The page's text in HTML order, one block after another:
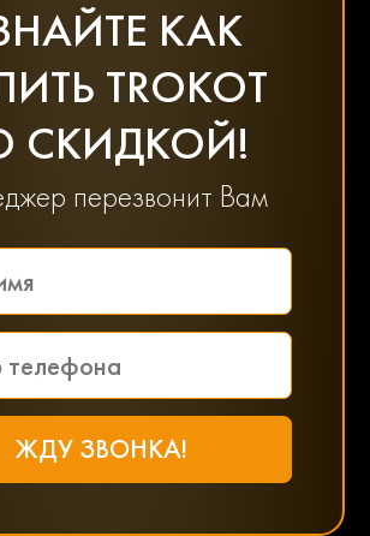
КАК
TROKOT
СКИДКОЙ!
перезвонит Вам